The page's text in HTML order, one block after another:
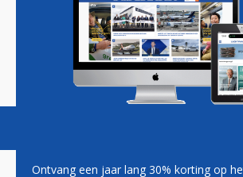
Magazine Podcasts
Ontvang een jaar lang 30% korting op